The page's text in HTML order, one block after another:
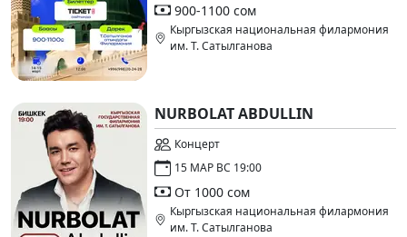
900-1100 сом
Кыргызская национальная филармония
им. Т. Сатылганова
NURBOLAT ABDULLIN
Концерт
15 МАР ВС 19:00
От 1000 сом
Кыргызская национальная филармония
им. Т. Сатылганова